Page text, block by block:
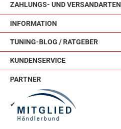
ZAHLUNGS- UND VERSANDARTEN
INFORMATION
TUNING-BLOG / RATGEBER
KUNDENSERVICE
PARTNER
✔